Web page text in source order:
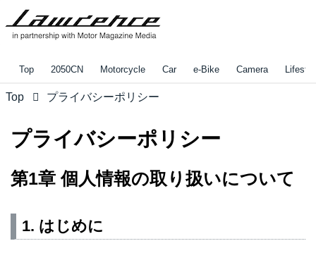
Top 2050CN Motorcycle Car e-Bike Camera
Top プライバシーポリシー
プライバシーポリシー
第1章 個人情報の取り扱いについて
1. はじめに